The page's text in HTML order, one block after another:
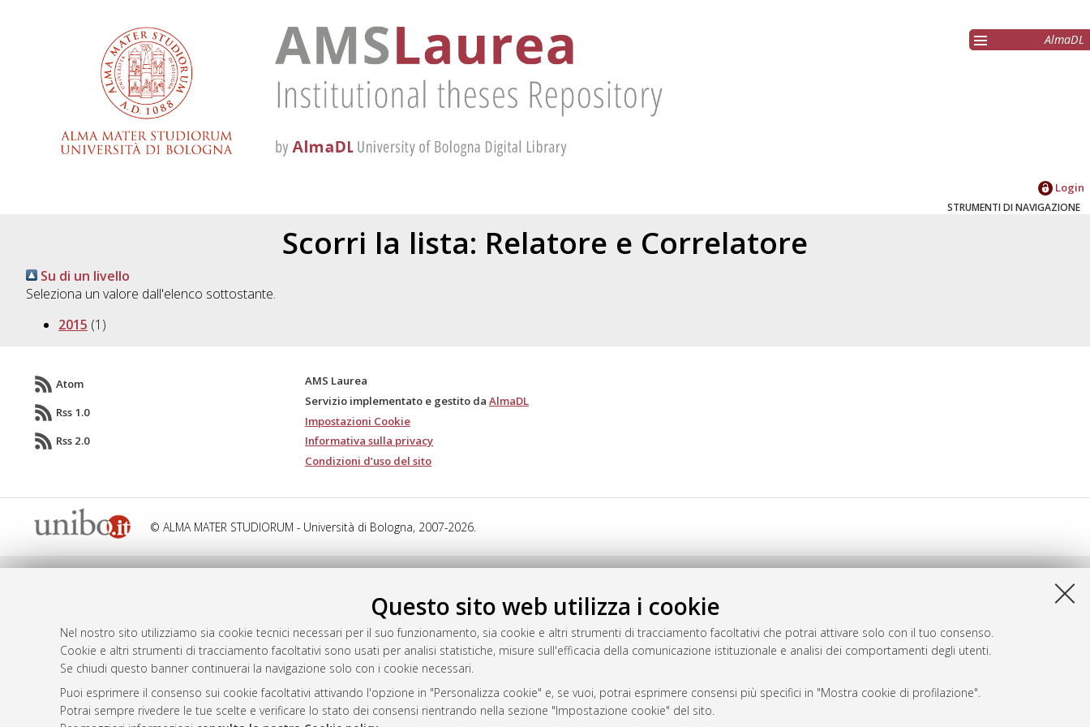
Questo sito web utilizza i cookie
Nel nostro sito utilizziamo sia cookie tecnici necessari per il suo funzionamento, sia cookie e altri strumenti di tracciamento facoltativi che potrai attivare solo con il tuo consenso.
Cookie e altri strumenti di tracciamento facoltativi sono usati per analisi statistiche, misure sull'efficacia della comunicazione istituzionale e analisi dei comportamenti degli utenti.
Se chiudi questo banner continuerai la navigazione solo con i cookie necessari.
Puoi esprimere il consenso sui cookie facoltativi attivando l'opzione in "Personalizza cookie" e, se vuoi, potrai esprimere consensi più specifici in "Mostra cookie di profilazione".
Potrai sempre rivedere le tue scelte e verificare lo stato dei consensi rientrando nella sezione "Impostazione cookie" del sito.
AlmaDL
Login
STRUMENTI DI NAVIGAZIONE
Scorri la lista: Relatore e Correlatore
Su di un livello
Seleziona un valore dall'elenco sottostante.
2015 (1)
Atom
Rss 1.0
Rss 2.0
AMS Laurea
Servizio implementato e gestito da AlmaDL
Impostazioni Cookie
Informativa sulla privacy
Condizioni d’uso del sito
© ALMA MATER STUDIORUM - Università di Bologna, 2007-2026.